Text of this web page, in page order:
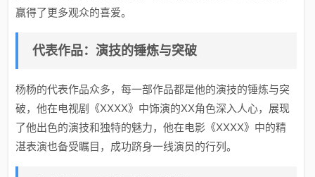
赢得了更多观众的喜爱。
代表作品：演技的锤炼与突破
杨杨的代表作品众多，每一部作品都是他的演技的锤炼与突
破，他在电视剧《XXXX》中饰演的XX角色深入人心，展现
了他出色的演技和独特的魅力，他在电影《XXXX》中的精
湛表演也备受瞩目，成功跻身一线演员的行列。